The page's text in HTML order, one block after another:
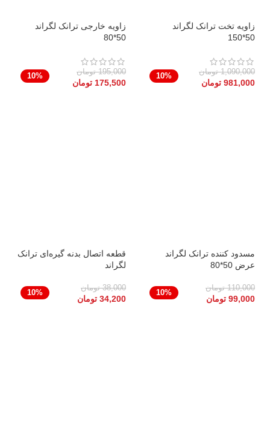
زاویه تخت ترانک لگراند
50*150
1,090,000 تومان
981,000 تومان
10%
زاویه خارجی ترانک لگراند
50*80
195,000 تومان
175,500 تومان
10%
مسدود کننده ترانک لگراند
عرض 50*80
110,000 تومان
99,000 تومان
10%
قطعه اتصال بدنه گیره‌ای ترانک
لگراند
38,000 تومان
34,200 تومان
10%